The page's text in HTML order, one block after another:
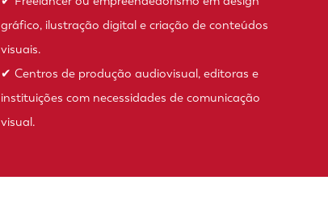
gráfico, ilustração digital e criação de conteúdos
visuais.
✔ Centros de produção audiovisual, editoras e
instituições com necessidades de comunicação
visual.